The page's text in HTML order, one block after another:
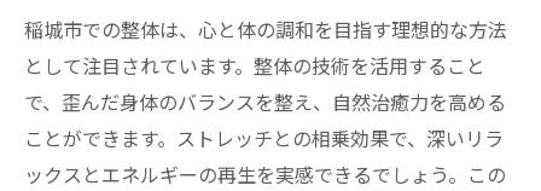
稲城市での整体は、心と体の調和を目指す理想的な方法
として注目されています。整体の技術を活用すること
で、歪んだ身体のバランスを整え、自然治癒力を高める
ことができます。ストレッチとの相乗効果で、深いリラ
ックスとエネルギーの再生を実感できるでしょう。この